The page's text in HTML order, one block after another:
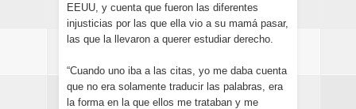
EEUU, y cuenta que fueron las diferentes
injusticias por las que ella vio a su mamá pasar,
las que la llevaron a querer estudiar derecho.
“Cuando uno iba a las citas, yo me daba cuenta
que no era solamente traducir las palabras, era
la forma en la que ellos me trataban y me